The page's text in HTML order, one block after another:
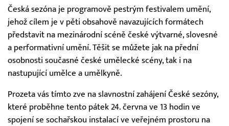
Česká sezóna je programově pestrým festivalem umění,
jehož cílem je v pěti obsahově navazujících formátech
představit na mezinárodní scéně české výtvarné, slovesné
a performativní umění. Těšit se můžete jak na přední
osobnosti současné české umělecké scény, tak i na
nastupující umělce a umělkyně.
Prozeta vás tímto zve na slavnostní zahájení České sezóny,
které proběhne tento pátek 24. června ve 13 hodin ve
spojení se sochařskou instalací ve veřejném prostoru na